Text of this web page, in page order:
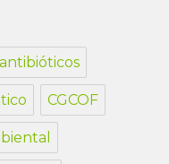
antibióticos
CGCOF